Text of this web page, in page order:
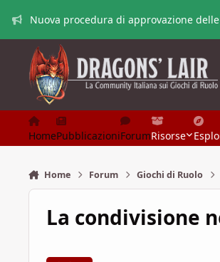
Nuova procedura di approvazione
HomePubblicazioniForumRisorse
Home Forum Giochi di Ruolo
La condivisione